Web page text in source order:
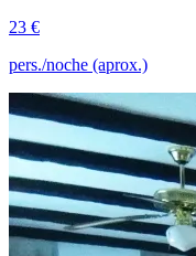
23 €
pers./noche (aprox.)